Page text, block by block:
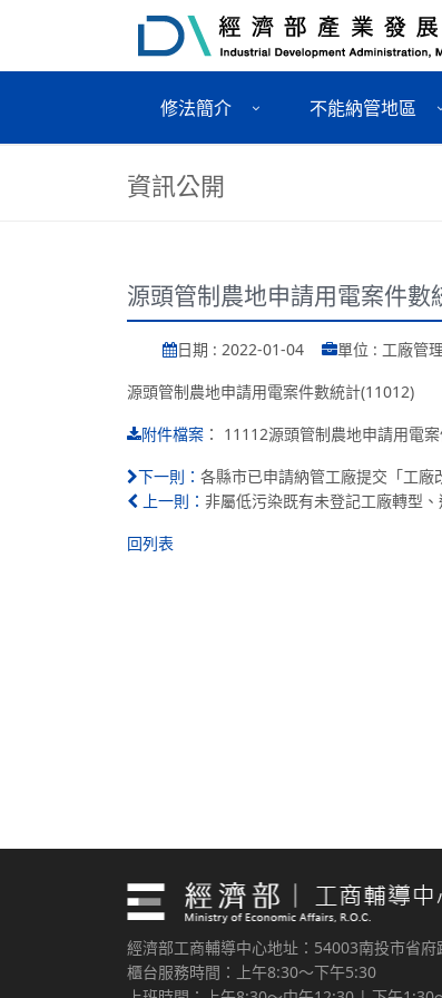
修法簡介 不能納管地區
資訊公開
源頭管制農地申請用電案件數
日期 : 2022-01-04 單位 : 工廠管
源頭管制農地申請用電案件數統計(11012)
附件檔案 ： 11112源頭管制農地申請用電
下一則： 各縣市已申請納管工廠提交「工廠
上一則： 非屬低污染既有未登記工廠轉型
回列表
經濟部工商輔導中心地址：54003南投市省府
櫃台服務時間：上午8:30～下午5:30